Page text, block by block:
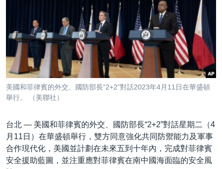
國際
經貿
視頻
每日視頻新聞
美國專訊
視頻存檔
音頻
新聞音頻
海外港人
國語
關注我們
美國和菲律賓的外交、國防部長“2+2”對話2023年4月11日在華盛頓
舉行。 （美聯社）
台北 — 美國和菲律賓的外交、國防部長“2+2”對話星期二（4
月11日）在華盛頓舉行，雙方同意強化共同防禦能力及軍事
合作現代化，美國並計劃在未來五到十年內，完成對菲律賓
安全援助藍圖，並注重應對菲律賓在南中國海面臨的安全風